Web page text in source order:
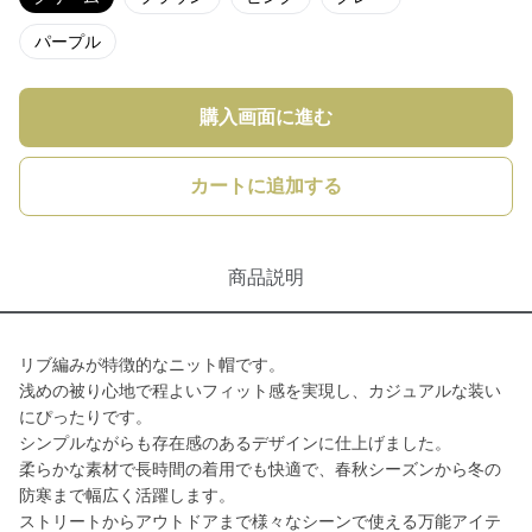
パープル
購入画面に進む
カートに追加する
商品説明
リブ編みが特徴的なニット帽です。
浅めの被り心地で程よいフィット感を実現し、カジュアルな装い
にぴったりです。
シンプルながらも存在感のあるデザインに仕上げました。
柔らかな素材で長時間の着用でも快適で、春秋シーズンから冬の
防寒まで幅広く活躍します。
ストリートからアウトドアまで様々なシーンで使える万能アイテ